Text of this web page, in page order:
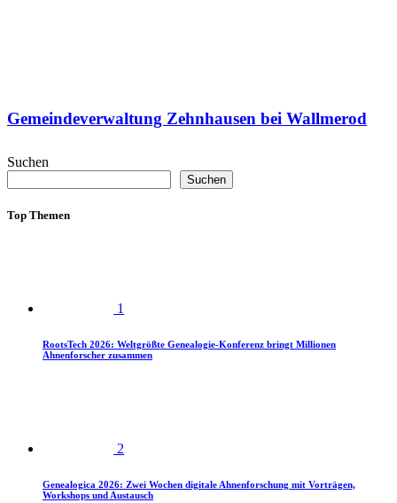
Gemeindeverwaltung Zehnhausen bei Wallmerod
Suchen
Suchen
Top Themen
1
RootsTech 2026: Weltgrößte Genealogie-Konferenz bringt Millionen
Ahnenforscher zusammen
2
Genealogica 2026: Zwei Wochen digitale Ahnenforschung mit Vorträgen,
Workshops und Austausch